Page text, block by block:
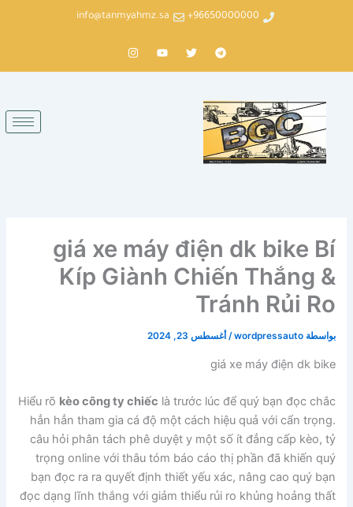
96650000000+
info@tanmyahmz.sa
T
e
r
a
m
T
w
Y
o
I
n
giá xe máy điện dk bike Bí
Kíp Giành Chiến Thắng &
Tránh Rủi Ro
بواسطة wordpressauto
/ أغسطس 23, 2024
giá xe máy điện dk bike
Hiểu rõ kèo công ty chiếc là trước lúc để quý bạn đọc chắc
hẳn hẳn tham gia cá độ một cách hiệu quả với cẩn trọng.
câu hỏi phân tách phê duyệt y một số ít đẳng cấp kèo, tỷ
trọng online với thâu tóm báo cáo thị phần đã khiến quý
bạn đọc ra ra quyết định thiết yếu xác, nâng cao quý bạn
đọc dạng lĩnh thắng với giảm thiểu rủi ro khủng hoảng thất